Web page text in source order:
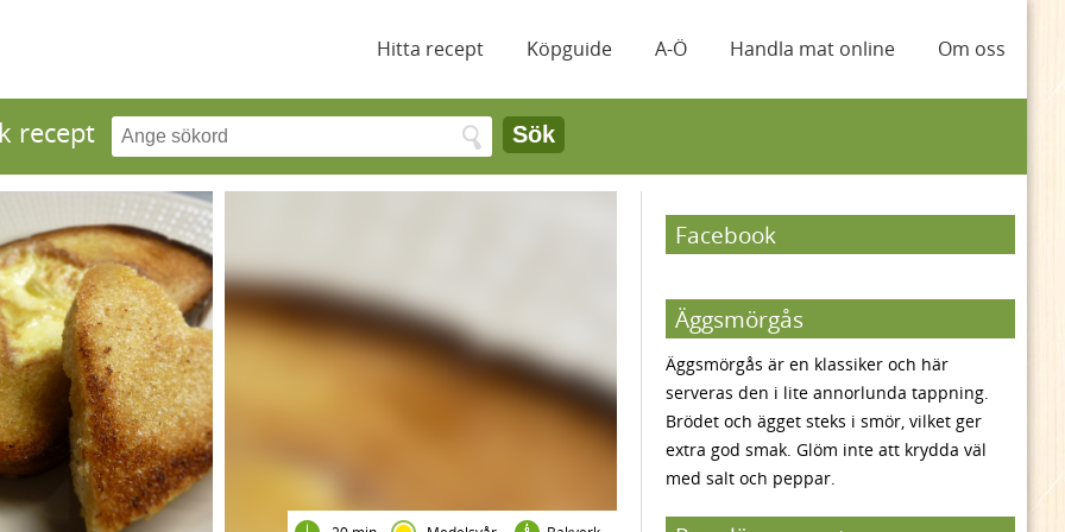
Hitta recept Köpguide A-Ö Handla mat online Om oss
recept Sök
Facebook
Äggsmörgås
Äggsmörgås är en klassiker och här
serveras den i lite annorlunda tappning.
Brödet och ägget steks i smör, vilket ger
extra god smak. Glöm inte att krydda väl
med salt och peppar.